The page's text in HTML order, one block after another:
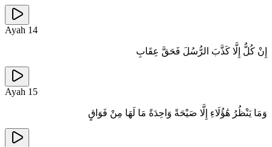
Ayah 14
إِنْ كُلٌّ إِلَّا كَذَّبَ الرُّسُلَ فَحَقَّ عِقَابِ
Ayah 15
وَمَا يَنْظُرُ هَٰؤُلَاءِ إِلَّا صَيْحَةً وَاحِدَةً مَا لَهَا مِنْ فَوَاقٍ